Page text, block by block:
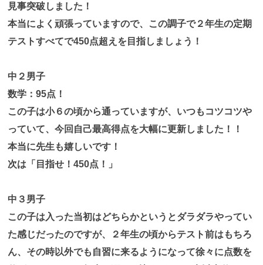
見事突破しました！
本当によく頑張っていますので、この調子で２年生の定期
テストすべてで450点超えを目指しましょう！
中２男子
数学：95点！
この子は小６の頃から通っていますが、いつもコツコツや
っていて、今回自己最高得点を大幅に更新しました！！
本当に先生も嬉しいです！
次は「目指せ！450点！」
中３男子
この子は入った当初はどちらかというとダラダラやってい
た感じだったのですが、２年生の頃からテスト前はもちろ
ん、その時以外でも自習に来るようになって徐々に点数を